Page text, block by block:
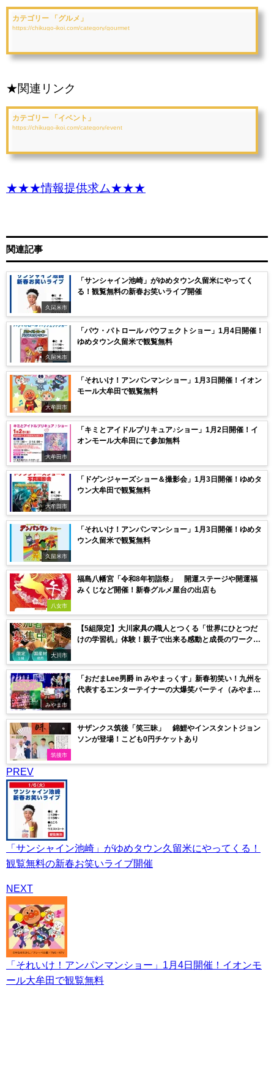
カテゴリー 「グルメ」
https://chikugo-ikoi.com/category/gourmet
★関連リンク
カテゴリー 「イベント」
https://chikugo-ikoi.com/category/event
★★★情報提供求ム★★★
関連記事
久留米市
「サンシャイン池崎」がゆめタウン久留米にやってく
る！観覧無料の新春お笑いライブ開催
久留米市
「パウ・パトロール パウフェクトショー」1月4日開催！
ゆめタウン久留米で観覧無料
大牟田市
「それいけ！アンパンマンショー」1月3日開催！イオン
モール大牟田で観覧無料
大牟田市
「キミとアイドルプリキュア♪ショー」1月2日開催！イ
オンモール大牟田にて参加無料
大牟田市
「ドゲンジャーズショー＆撮影会」1月3日開催！ゆめタ
ウン大牟田で観覧無料
久留米市
「それいけ！アンパンマンショー」1月3日開催！ゆめタ
ウン久留米で観覧無料
八女市
福島八幡宮「令和8年初詣祭」 開運ステージや開運福
みくじなど開催！新春グルメ屋台の出店も
大川市
【5組限定】大川家具の職人とつくる「世界にひとつだ
けの学習机」体験！親子で出来る感動と成長のワークシ
みやま市
「おだまLee男爵 in みやまっくす」新春初笑い！九州を
代表するエンターテイナーの大爆笑パーティ（みやま
筑後市
サザンクス筑後「笑三昧」 錦鯉やインスタントジョン
ソンが登場！こども0円チケットあり
PREV
「サンシャイン池崎」がゆめタウン久留米にやってくる！
観覧無料の新春お笑いライブ開催
NEXT
「それいけ！アンパンマンショー」1月4日開催！イオンモ
ール大牟田で観覧無料